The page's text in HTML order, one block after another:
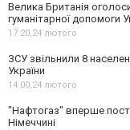
Велика Британія
гуманітарної допомоги
17:20,24 лютого
ЗСУ звільнили 8
України
14:00,24 лютого
"Нафтогаз" вперше
Німеччині